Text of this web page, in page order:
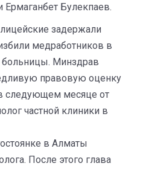
Ермаганбет Булекпаев.
задержали
медработников в
больницы. Минздрав
правовую оценку
следующем месяце от
частной клиники в
в Алматы
После этого глава